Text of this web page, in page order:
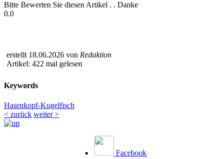
Bitte Bewerten Sie diesen Artikel . . Danke
0.0
erstellt 18.06.2026 von Redaktion
Artikel: 422 mal gelesen
Keywords
Hasenkopf-Kugelfisch
< zurück weiter >
Facebook